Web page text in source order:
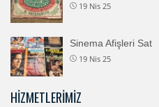
19 Nis 25
Sinema Afişleri Sat
19 Nis 25
HIZMETLERIMIZ